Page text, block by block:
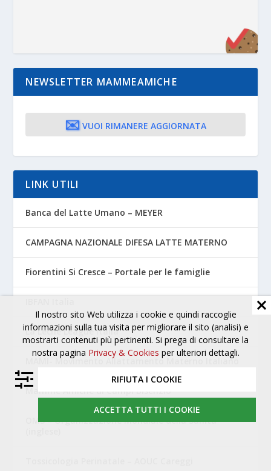
NEWSLETTER MAMMEAMICHE
✉️ VUOI RIMANERE AGGIORNATA
LINK UTILI
Banca del Latte Umano – MEYER
CAMPAGNA NAZIONALE DIFESA LATTE MATERNO
Fiorentini Si Cresce – Portale per le famiglie
La Leche League Italia
MAMI- Movimento Allattamento Materno Italiano
Mamme Amiche di Campi Bisenzio
OMS – Organizzazione Mondiale della Sanità
Il nostro sito Web utilizza i cookie e quindi raccoglie
informazioni sulla tua visita per migliorare il sito (analisi) e
mostrarti contenuti più pertinenti. Si prega di consultare la
nostra pagina Privacy & Cookies per ulteriori dettagli.
RIFIUTA I COOKIE
ACCETTA TUTTI I COOKIE